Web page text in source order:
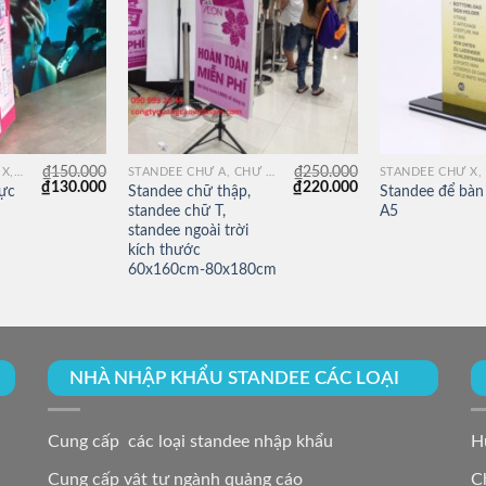
STANDEE CHỮ X, KỆ X, GIÁ CHỮ X, KHUNG CHỮ X ₫150.000
Giá
₫130.000Giá
hiện
₫130.000.
STANDEE CHỮ A, CHỮ H,CHỮ THẬP
Standee chữ thập,
standee chữ T,
standee ngoài trời
kích thước
60x160cm-80x180cm
₫250.000
Giá
₫220.000Giá
hiện
Standee để
A5
NHÀ NHẬP KHẨU STANDEE CÁC LOẠI
Cung cấp các loại standee nhập khẩu
Cung cấp vật tư ngành quảng cáo